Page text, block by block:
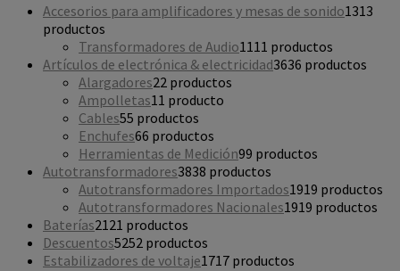
Accesorios para amplificadores y mesas de sonido1313
productos
Transformadores de Audio11 11 productos
Artículos de electrónica & electricidad3636 productos
Alargadores22 productos
Ampolletas1 1 producto
Cables55 productos
Enchufes66 productos
Herramientas de Medición99 productos
Autotransformadores3838 productos
Autotransformadores Importados1919 productos
Autotransformadores Nacionales1919 productos
Baterías21 21 productos
Descuentos5252 productos
Estabilizadores de voltaje1717 productos